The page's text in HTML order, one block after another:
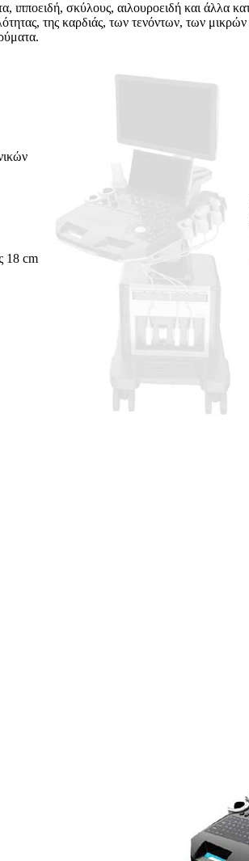
σκύλους, αιλουροειδή και άλλα
της καρδιάς, των τενόντων, των
18 cm